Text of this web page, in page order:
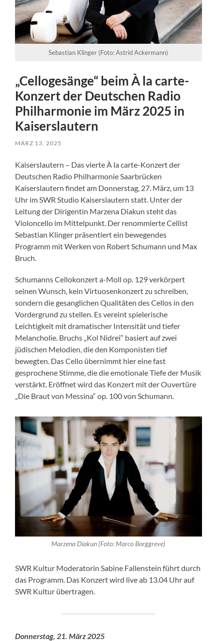
Sebastian Klinger (Foto: Astrid Ackermann)
„Cellogesänge“ beim À la carte-
Konzert der Deutschen Radio
Philharmonie im März 2025 in
Kaiserslautern
MÄRZ 13, 2025
Kaiserslautern – Das vierte À la carte-Konzert der
Deutschen Radio Philharmonie Saarbrücken
Kaiserslautern findet am Donnerstag, 27. März, um 13
Uhr im SWR Studio Kaiserslautern statt. Unter der
Leitung der Dirigentin Marzena Diakun steht das
Violoncello im Mittelpunkt. Der renommierte Cellist
Sebastian Klinger präsentiert ein bewegendes
Programm mit Werken von Robert Schumann und Max
Bruch.
Schumanns Cellokonzert a-Moll op. 129 verkörpert
seinen Wunsch, kein Virtuosenkonzert zu schreiben,
sondern die gesanglichen Qualitäten des Cellos in den
Vordergrund zu stellen. Es vereint spielerische
Leichtigkeit mit dramatischer Intensität und tiefer
Melancholie. Bruchs „Kol Nidrei“ basiert auf zwei
jüdischen Melodien, die den Komponisten tief
bewegten. Das Cello übernimmt hier eine fast
gesprochene Stimme, die die emotionale Tiefe der Musik
verstärkt. Eröffnet wird das Konzert mit der Ouvertüre
„Die Braut von Messina“ op. 100 von Schumann.
Marzena Diakun (Foto: Marco Borggreve)
SWR Kultur Moderatorin Sabine Fallenstein führt durch
das Programm. Das Konzert wird live ab 13.04 Uhr auf
SWR Kultur übertragen.
Donnerstag, 21. März 2025